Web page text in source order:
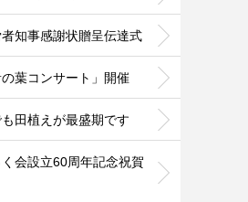
知事感謝状贈呈伝達式
葉コンサート」開催
田植えが最盛期です
会設立60周年記念祝賀